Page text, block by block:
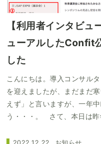
【利用者インタビ
ューアルしたConfit
した
こんにちは。導入コンサル
を迎えましたが、まだまだ
えず」と言いますが、一年
う・・・。 さて、本日は